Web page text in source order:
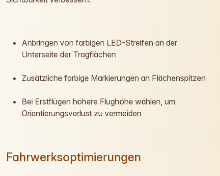
Anbringen von farbigen LED-Streifen an der
Unterseite der Tragflächen
Zusätzliche farbige Markierungen an Flächenspitzen
Bei Erstflügen höhere Flughöhe wählen, um
Orientierungsverlust zu vermeiden
Fahrwerksoptimierungen